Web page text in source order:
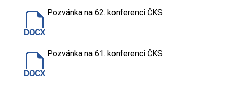
Pozvánka na 62. konferenci ČKS
Pozvánka na 61. konferenci ČKS